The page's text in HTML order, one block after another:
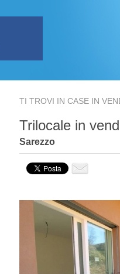
TI TROVI IN CASE IN
Trilocale in
Sarezzo